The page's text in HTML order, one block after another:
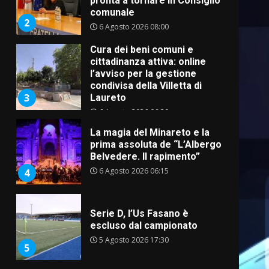
2
comunale
6 Agosto 2026 08:00
3
Cura dei beni comuni e
cittadinanza attiva: online
l’avviso per la gestione
condivisa della Villetta di
Laureto
6 Agosto 2026 06:20
4
La magia del Minareto e la
prima assoluta de “L’Albergo
Belvedere. Il rapimento”
6 Agosto 2026 06:15
5
Serie D, l’Us Fasano è
escluso dal campionato
5 Agosto 2026 17:30